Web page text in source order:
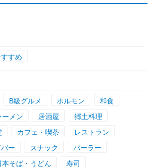
すめ
B級グルメ ホルモン
和食
ーメン 居酒屋
郷土料理
カフェ・喫茶
レストラン
ー
スナック
パーラー
本そば・うどん
寿司